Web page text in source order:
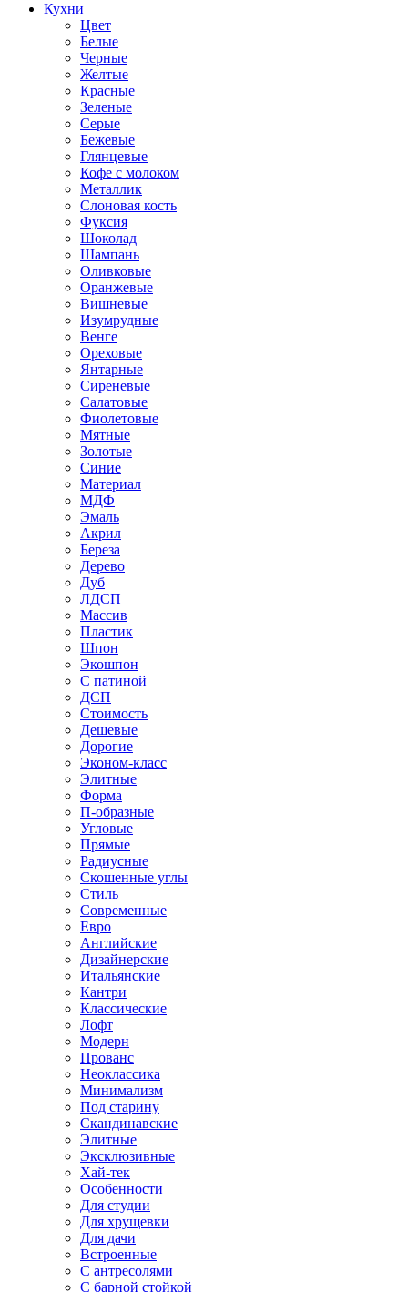
Кухни
Цвет
Белые
Черные
Желтые
Красные
Зеленые
Серые
Бежевые
Глянцевые
Кофе с молоком
Металлик
Слоновая кость
Фуксия
Шоколад
Шампань
Оливковые
Оранжевые
Вишневые
Изумрудные
Венге
Ореховые
Янтарные
Сиреневые
Салатовые
Фиолетовые
Мятные
Золотые
Синие
Материал
МДФ
Эмаль
Акрил
Береза
Дерево
Дуб
ЛДСП
Массив
Пластик
Шпон
Экошпон
С патиной
ДСП
Стоимость
Дешевые
Дорогие
Эконом-класс
Элитные
Форма
П-образные
Угловые
Прямые
Радиусные
Скошенные углы
Стиль
Современные
Евро
Английские
Дизайнерские
Итальянские
Кантри
Классические
Лофт
Модерн
Прованс
Неоклассика
Минимализм
Под старину
Скандинавские
Элитные
Эксклюзивные
Хай-тек
Особенности
Для студии
Для хрущевки
Для дачи
Встроенные
С антресолями
С барной стойкой